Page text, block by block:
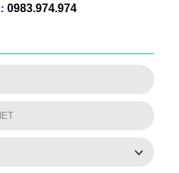
: 0983.974.974